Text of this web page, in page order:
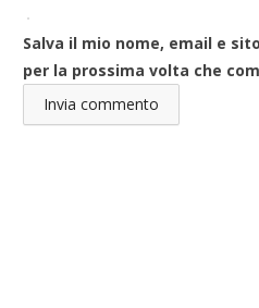
Salva il mio nome, email e
per la prossima volta che